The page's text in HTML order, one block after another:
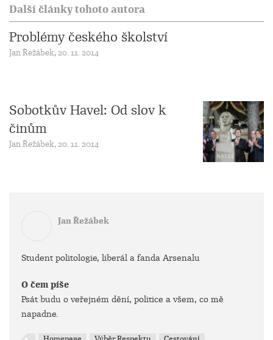
Další články tohoto autora
Problémy českého školství
Jan Řežábek, 20. 11. 2014
Sobotkův Havel: Od slov k
činům
Jan Řežábek, 20. 11. 2014
Jan Řežábek
Student politologie, liberál a fanda Arsenalu
O čem píše
Psát budu o veřejném dění, politice a všem, co mě
napadne.